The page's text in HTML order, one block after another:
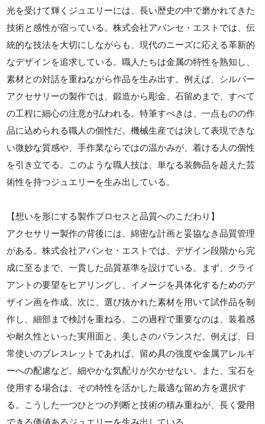
光を受けて輝くジュエリーには、長い歴史の中で磨かれてきた
技術と感性が宿っている。株式会社アバンセ・エストでは、伝
統的な技法を大切にしながらも、現代のニーズに応える革新的
なデザインを追求している。職人たちは金属の特性を熟知し、
素材との対話を重ねながら作品を生み出す。例えば、シルバー
アクセサリーの製作では、鍛造から彫金、石留めまで、すべて
の工程に細心の注意が払われる。特筆すべきは、一点ものの作
品に込められる職人の個性だ。機械生産では決して表現できな
い微妙な質感や、手作業ならではの温かみが、着ける人の個性
を引き立てる。このような職人技は、単なる装飾品を超えた芸
術性を持つジュエリーを生み出している。
【想いを形にする製作プロセスと品質へのこだわり】
アクセサリー製作の背後には、綿密な計画と妥協なき品質管理
がある。株式会社アバンセ・エストでは、デザイン段階から完
成に至るまで、一貫した品質基準を設けている。まず、クライ
アントの要望をヒアリングし、イメージを具体化するためのデ
ザイン画を作成。次に、選び抜かれた素材を用いて試作品を制
作し、細部まで検討を重ねる。この過程で重要なのは、装着感
や耐久性といった実用面と、美しさのバランスだ。例えば、日
常使いのブレスレットであれば、留め具の強度や金属アレルギ
ーへの配慮など、細やかな気配りが欠かせない。また、宝石を
使用する場合は、その特性を活かした最適な留め方を選択す
る。こうした一つひとつの判断と技術の積み重ねが、長く愛用
できる価値あるジュエリーを生み出している。